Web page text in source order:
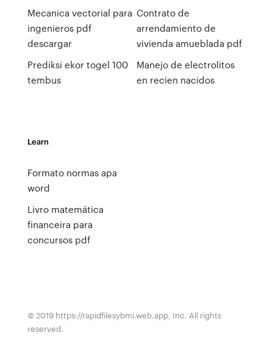
Mecanica vectorial para
ingenieros pdf
descargar
Prediksi ekor togel 100
tembus
Contrato de
arrendamiento de
vivienda amueblada pdf
Manejo de electrolitos
en recien nacidos
Learn
Formato normas apa
word
Livro matemática
financeira para
concursos pdf
© 2019 https://rapidfilesybmi.web.app, Inc. All rights
reserved.